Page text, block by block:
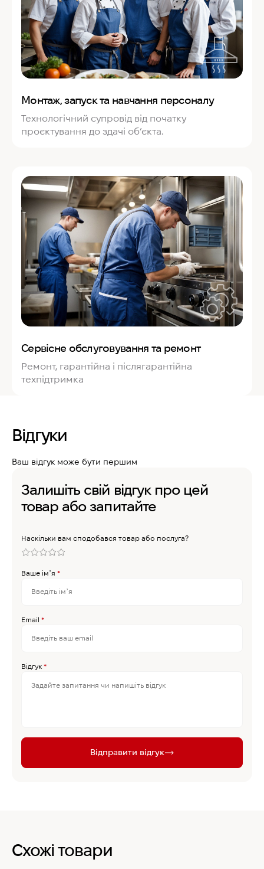
Монтаж, запуск та навчання персоналу
Технологічний супровід від початку
проєктування до здачі об’єкта.
Сервісне обслуговування та ремонт
Ремонт, гарантійна і післягарантійна
техпідтримка
Відгуки
Ваш відгук може бути першим
Залишіть свій відгук про цей
товар або запитайте
Наскільки вам сподобався товар або послуга?
Ваше імʼя *
Email *
Відгук *
Відправити відгук
Схожі товари